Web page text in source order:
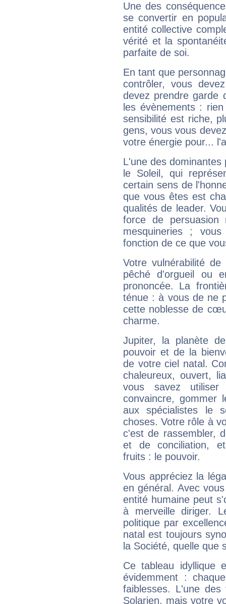
Une des
se convertir en
entité collective
vérité et la
parfaite de soi.
En tant que
contrôler, vous
devez prendre garde
les évènements :
sensibilité est riche,
gens, vous vous
votre énergie pour...
L'une des
le Soleil, qui
certain sens de
que vous êtes est
qualités de leader.
force de
mesquineries ;
fonction de ce que
Votre vulnérabilité
pêché d'orgueil ou
prononcée. La
ténue : à vous de ne
cette noblesse de
charme.
Jupiter, la planète
pouvoir et de la
de votre ciel natal.
chaleureux, ouvert,
vous savez
convaincre, gommer
aux spécialistes le
choses. Votre rôle à
c'est de rassembler,
et de conciliation,
fruits : le pouvoir.
Vous appréciez la
en général. Avec
entité humaine peut
à merveille diriger.
politique par
natal est toujours
la Société, quelle que
Ce tableau idyllique
évidemment :
faiblesses. L'une
Solarien, mais votre